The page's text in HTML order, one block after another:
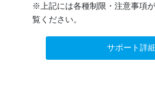
※上記には各種制限・注意事項
覧ください。
サポート詳細